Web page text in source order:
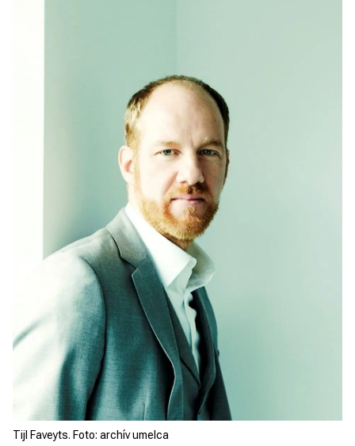
Tijl Faveyts. Foto: archív umelca